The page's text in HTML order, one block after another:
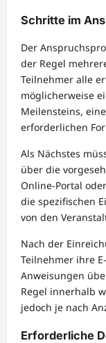
Schritte im
Der
der Regel
Teilnehmer alle
möglicherweise
Meilensteins,
erforderlichen
Als Nächstes
über die
Online-Portal
die spezifischen
von den
Nach der
Teilnehmer ihre
Anweisungen
Regel innerhalb
jedoch je nach
Erforderliche